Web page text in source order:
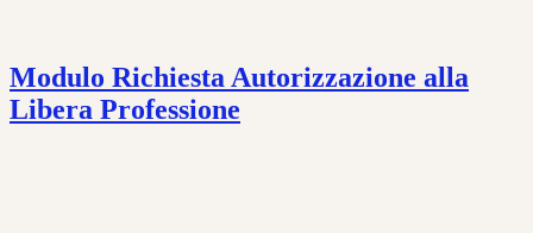
Modulo Richiesta Autorizzazione alla
Libera Professione